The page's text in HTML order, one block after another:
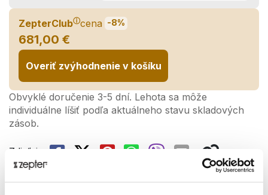
ZepterClubⓘcena -8%
681,00 €
Overiť zvýhodnenie v košíku
Obvyklé doručenie 3-5 dní. Lehota sa môže
individuálne líšiť podľa aktuálneho stavu skladových
zásob.
Zdieľaj: